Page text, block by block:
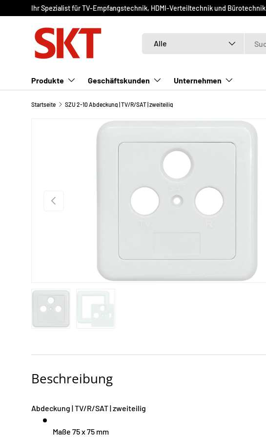
DIREKT ZUM INHALT
Ihr Spezialist für TV-Empfangstechnik, HDMI-Verteiltechnik und Bürotechnik
Alle
Produkte Geschäftskunden Unternehmen
Startseite SZU 2-10 Abdeckung | TV/R/SAT | zweiteilig
VORHERIGE
Beschreibung
Abdeckung | TV/R/SAT | zweiteilig
Maße 75 x 75 mm